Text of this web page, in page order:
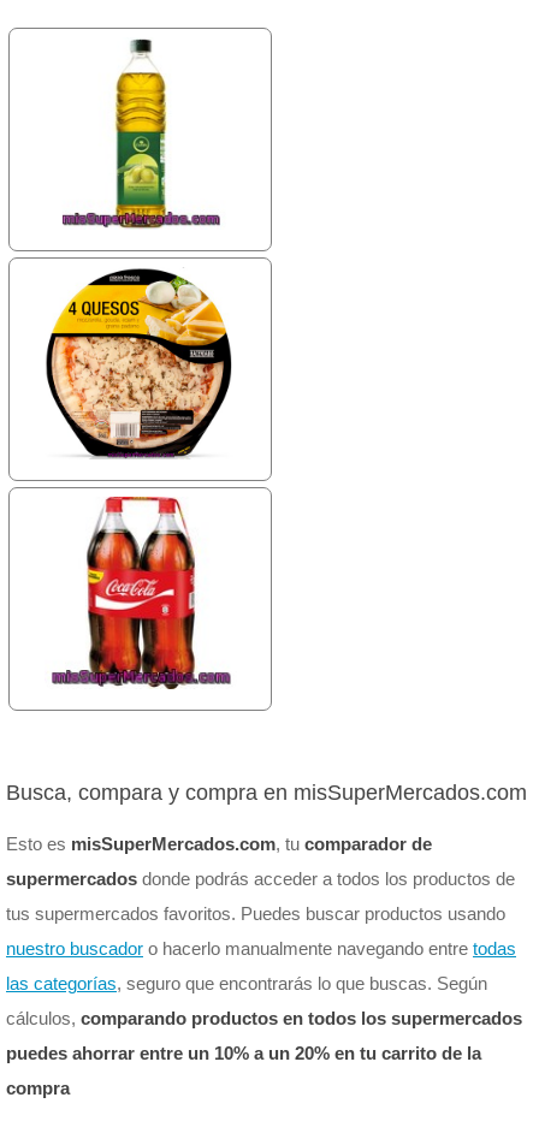
Busca, compara y compra en misSuperMercados.com
Esto es misSuperMercados.com, tu comparador de
supermercados donde podrás acceder a todos los productos de
tus supermercados favoritos. Puedes buscar productos usando
nuestro buscador o hacerlo manualmente navegando entre todas
las categorías, seguro que encontrarás lo que buscas. Según
cálculos, comparando productos en todos los supermercados
puedes ahorrar entre un 10% a un 20% en tu carrito de la
compra